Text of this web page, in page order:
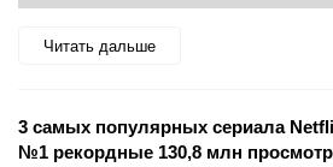
Читать дальше
3 самых популярных сериала
№1 рекордные 130,8 млн